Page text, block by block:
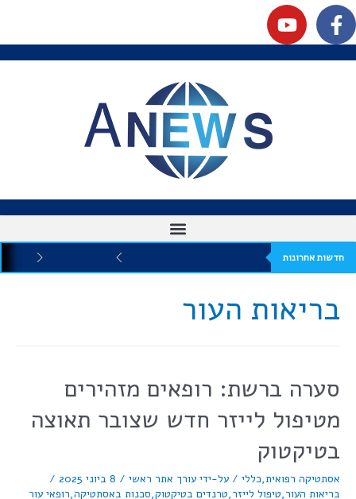
חדשות אחרונות
בריאות העור
סערה ברשת: רופאים מזהירים
מטיפול לייזר חדש שצובר תאוצה
בטיקטוק
אסתטיקה רפואית,כללי / על-ידי עורך אתר ראשי / 8 ביוני 2025
/
בריאות העור,טיפול לייזר,טרנדים בטיקטוק,סכנות באסתטיקה,רופאי עור